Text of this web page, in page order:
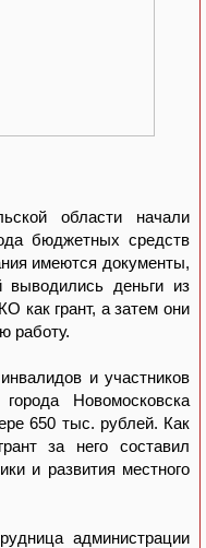
области начали
бюджетных средств
имеются документы,
выводились деньги из
как грант, а затем они
работу.
и участников
Новомосковска
650 тыс. рублей. Как
за него составил
и развития местного
администрации